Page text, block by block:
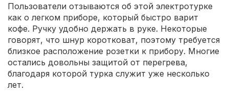
Пользователи отзываются об этой электротурке
как о легком приборе, который быстро варит
кофе. Ручку удобно держать в руке. Некоторые
говорят, что шнур коротковат, поэтому требуется
близкое расположение розетки к прибору. Многие
остались довольны защитой от перегрева,
благодаря которой турка служит уже несколько
лет.